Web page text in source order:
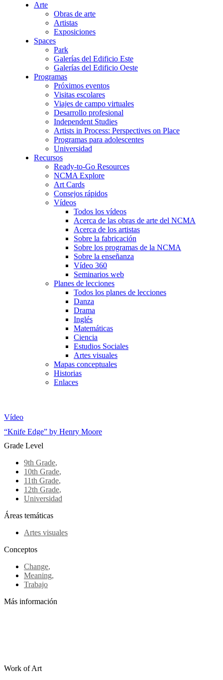
Arte
Obras de arte
Artistas
Exposiciones
Spaces
Park
Galerías del Edificio Este
Galerías del Edificio Oeste
Programas
Próximos eventos
Visitas escolares
Viajes de campo virtuales
Desarrollo profesional
Independent Studies
Artists in Process: Perspectives on Place
Programas para adolescentes
Universidad
Recursos
Ready-to-Go Resources
NCMA Explore
Art Cards
Consejos rápidos
Vídeos
Todos los vídeos
Acerca de las obras de arte del NCMA
Acerca de los artistas
Sobre la fabricación
Sobre los programas de la NCMA
Sobre la enseñanza
Vídeo 360
Seminarios web
Planes de lecciones
Todos los planes de lecciones
Danza
Drama
Inglés
Matemáticas
Ciencia
Estudios Sociales
Artes visuales
Mapas conceptuales
Historias
Enlaces
Vídeo
“Knife Edge” by Henry Moore
Grade Level
9th Grade,
10th Grade,
11th Grade,
12th Grade,
Universidad
Áreas temáticas
Artes visuales
Conceptos
Change,
Meaning,
Trabajo
Más información
Work of Art